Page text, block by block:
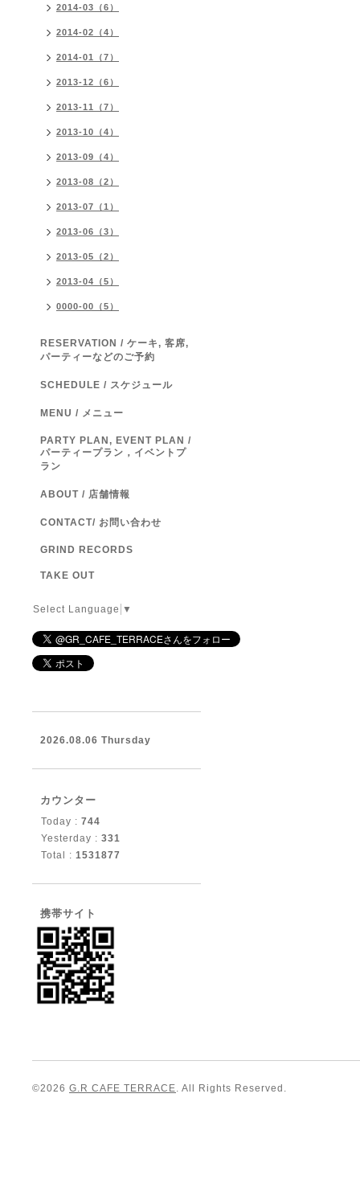
2014-03（6）
2014-02（4）
2014-01（7）
2013-12（6）
2013-11（7）
2013-10（4）
2013-09（4）
2013-08（2）
2013-07（1）
2013-06（3）
2013-05（2）
2013-04（5）
0000-00（5）
RESERVATION / ケーキ, 客席,
パーティーなどのご予約
SCHEDULE / スケジュール
MENU / メニュー
PARTY PLAN, EVENT PLAN /
パーティープラン，イベントプ
ラン
ABOUT / 店舗情報
CONTACT/ お問い合わせ
GRIND RECORDS
TAKE OUT
Select Language ▼
2026.08.06 Thursday
カウンター
Today : 744
Yesterday : 331
Total : 1531877
携帯サイト
©2026 G.R CAFE TERRACE. All Rights Reserved.